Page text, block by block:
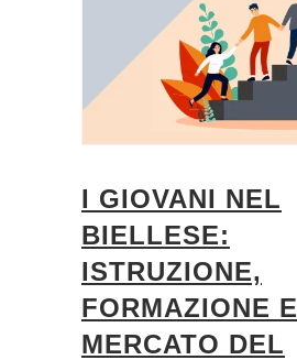
I GIOVANI NEL
BIELLESE:
ISTRUZIONE,
FORMAZIONE E
MERCATO DEL